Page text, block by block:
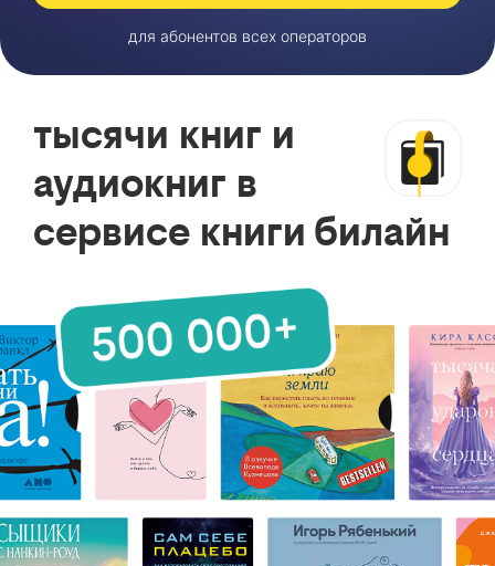
для абонентов всех операторов
тысячи книг и
аудиокниг в
сервисе книги билайн